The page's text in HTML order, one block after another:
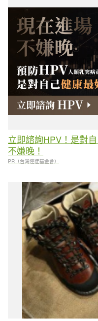
立即諮詢HPV！是對
不嫌晚！
PR（台灣癌症基金會）